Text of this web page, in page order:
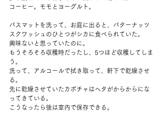
コーヒー。モモとヨーグルト。
バスマットを洗って、お庭に出ると、バターナッツ
スクワッシュのひとつがシカに食べられていた。
興味ないと思っていたのに。
もうそろそろ収穫時だったし、5つほど収穫してしま
う。
洗って、アルコールで拭き取って、軒下で乾燥させ
る。
先に乾燥させていたカボチャはヘタがからからにな
ってきている。
こうなったら後は室内で保存できる。